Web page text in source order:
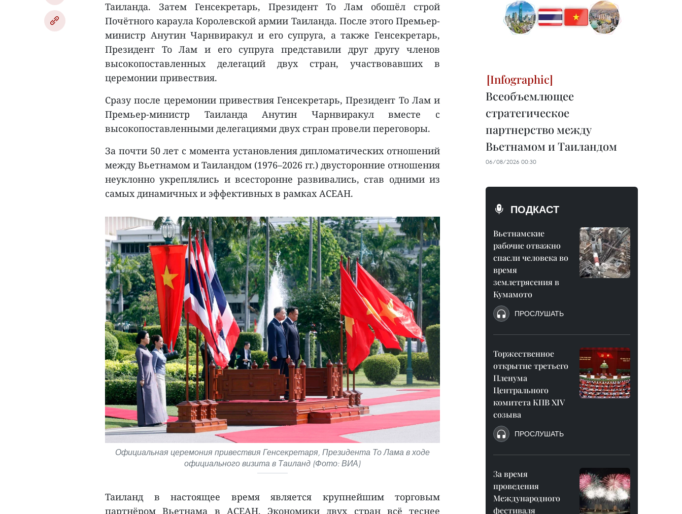
Таиланда. Затем Генсекретарь, Президент То Лам обошёл строй
Почётного караула Королевской армии Таиланда. После этого Премьер-
министр Анутин Чарнвиракул и его супруга, а также Генсекретарь,
Президент То Лам и его супруга представили друг другу членов
высокопоставленных делегаций двух стран, участвовавших в
церемонии привествия.
Сразу после церемонии привествия Генсекретарь, Президент То Лам и
Премьер-министр Таиланда Анутин Чарнвиракул вместе с
высокопоставленными делегациями двух стран провели переговоры.
За почти 50 лет с момента установления дипломатических отношений
между Вьетнамом и Таиландом (1976–2026 гг.) двусторонние отношения
неуклонно укреплялись и всесторонне развивались, став одними из
самых динамичных и эффективных в рамках АСЕАН.
Официальная церемония привествия Генсекретаря, Президента То Лама в ходе
официального визита в Таиланд (Фото: ВИА)
Таиланд в настоящее время является крупнейшим торговым
партнёром Вьетнама в АСЕАН. Экономики двух стран всё теснее
Всеобъемлющее
стратегическое
партнерство между
Вьетнамом и Таиландом
06/08/2026 00:30
ПОДКАСТ
Вьетнамские
рабочие отважно
спасли человека во
время
землетрясения в
Кумамото
ПРОСЛУШАТЬ
Торжественное
открытие третьего
Пленума
Центрального
комитета КПВ XIV
созыва
ПРОСЛУШАТЬ
За время
проведения
Международного
фестиваля